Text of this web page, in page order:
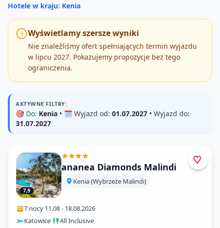
Hotele w kraju: Kenia
Wyświetlamy szersze wyniki
Nie znaleźliśmy ofert spełniających termin wyjazdu
w lipcu 2027. Pokazujemy propozycje bez tego
ograniczenia.
AKTYWNE FILTRY:
🎯 Do: Kenia • 🗓️ Wyjazd od: 01.07.2027 • Wyjazd do:
31.07.2027
7,9
ananea Diamonds Malindi
Kenia (Wybrzeże Malindi)
7 nocy·11.08- 18.08.2026
Katowice· All Inclusive